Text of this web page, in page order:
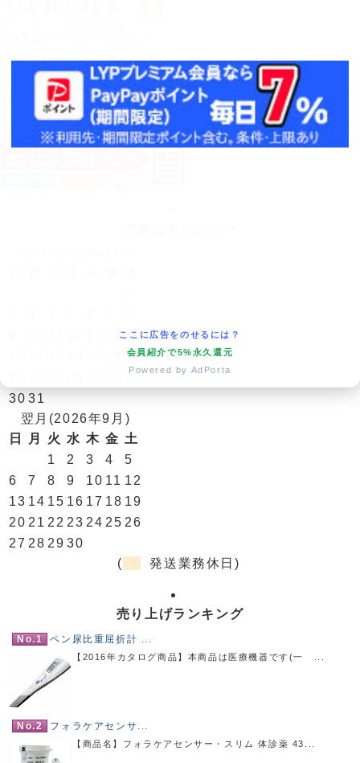
▲Yahoo!ポイントがたまる！▲
※Yahoo!店では医療機器の取り扱いはありません。
1415
22
29
30 31
翌月(2026年9月)
日
月 火 水 木 金 土
1
2 3 4
5
6
7 8 9 10 11 12
13 14 15 16 17 18 19
20 21 22 23 24 25 26
27 28 29 30
(
発送業務休日)
売り上げランキング
No.1 ペン尿比重屈折計 ...
【2016年カタログ商品】本商品は医療機器です(一 ...
No.2 フォラケアセンサ...
【商品名】フォラケアセンサー・スリム 体診薬 43...
ここに広告をのせるには？
会員紹介で5%永久還元
Powered by AdPorta